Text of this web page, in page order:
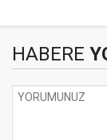
HABERE